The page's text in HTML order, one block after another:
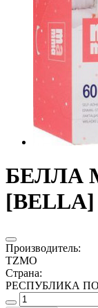
БЕЛЛА
[BELLA]
Производитель:
TZMO
Страна:
РЕСПУБЛИКА